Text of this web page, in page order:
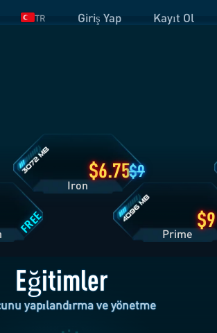
TR Giriş Yap Kayıt Ol
6.75
Eğitimler
yapılandırma ve yönetme